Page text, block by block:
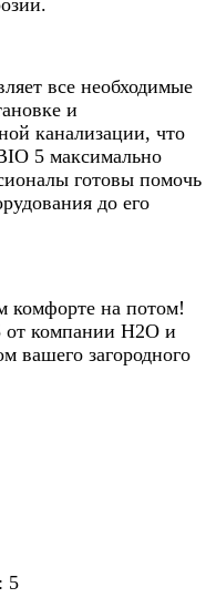
все необходимые
и
канализации, что
5 максимально
готовы помочь
до его
комфорте на потом!
от компании Н2О и
вашего загородного
5